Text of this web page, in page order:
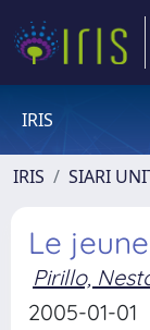
IRIS
IRIS SIARI
Le
Pirillo,
2005-01-01